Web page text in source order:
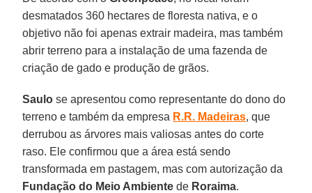
desmatados 360 hectares de floresta nativa, e o
objetivo não foi apenas extrair madeira, mas também
abrir terreno para a instalação de uma fazenda de
criação de gado e produção de grãos.
Saulo se apresentou como representante do dono do
terreno e também da empresa R.R. Madeiras, que
derrubou as árvores mais valiosas antes do corte
raso. Ele confirmou que a área está sendo
transformada em pastagem, mas com autorização da
Fundação do Meio Ambiente de Roraima.